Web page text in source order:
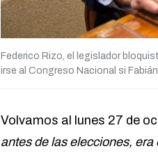
Federico Rizo, el legislador
irse al Congreso Nacional si
Volvamos al lunes 27 de
antes de las elecciones,